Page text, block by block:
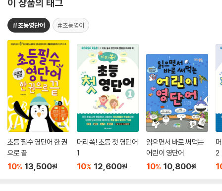
이 상품의 태그
#초등영단어 #초등영어
초등 필수 영단어 한 권
으로 끝
10% 13,500원
머리쏙! 초등 첫 영단어
1
10% 12,600원
읽으면서 바로 써먹는
어린이 영단어
10% 10,800원
2